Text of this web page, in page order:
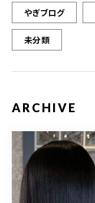
やぎブログ
未分類
ARCHIVE